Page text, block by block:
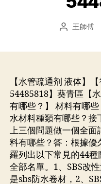
文 王師傅
【水管疏通剂 液体】
54485818】葵青區【
有哪些？】 材料有哪
水材料種類有哪些？接
上三個問題做一個全
料有哪些？答：根據
羅列出以下常見的44
全部名單。1、SBS改
是sbs防水卷材，2、